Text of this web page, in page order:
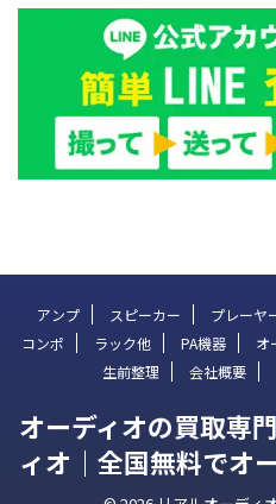
アンプ スピーカー プレーヤ
コンポ
ラック他 PA機器 オ
生前整理
会社概要
オーディオの買取専
ィオ｜全国無料でオ